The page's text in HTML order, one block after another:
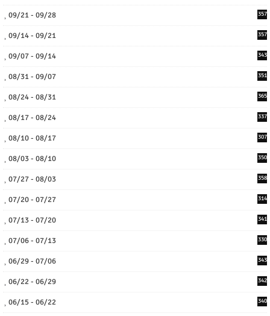
09/21 - 09/28 357
09/14 - 09/21 357
09/07 - 09/14 343
08/31 - 09/07 351
08/24 - 08/31 365
08/17 - 08/24 337
08/10 - 08/17 307
08/03 - 08/10 350
07/27 - 08/03 358
07/20 - 07/27 314
07/13 - 07/20 341
07/06 - 07/13 330
06/29 - 07/06 343
06/22 - 06/29 342
06/15 - 06/22 340